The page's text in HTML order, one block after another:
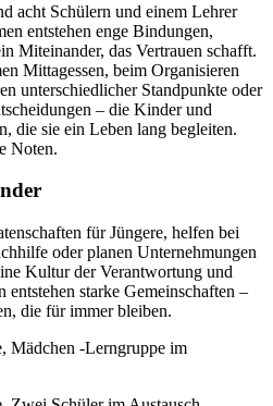
acht Schülern und einem Lehrer
entstehen enge Bindungen,
Miteinander, das Vertrauen schafft.
Mittagessen, beim Organisieren
unterschiedlicher Standpunkte oder
– die Kinder und
die sie ein Leben lang begleiten.
Noten.
für Jüngere, helfen bei
oder planen Unternehmungen
Kultur der Verantwortung und
starke Gemeinschaften –
die für immer bleiben.